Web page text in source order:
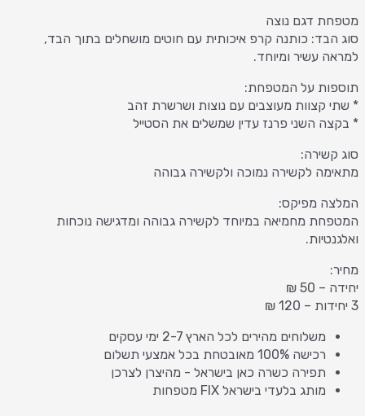
מטפחת דגם נוצה
סוג הבד: כותנה קרפ איכותית עם חוטים מושחלים בתוך הבד,
למראה עשיר ומיוחד.
תוספות על המטפחת:
* שתי קצוות מעוצבים עם נוצות ושרשרת זהב
* בקצה השני פרנז עדין שמשלים את הסטייל
סוג קשירה:
מתאימה לקשירה נמוכה ולקשירה גבוהה
המלצה מפיקס:
המטפחת מחמיאה במיוחד לקשירה גבוהה ומדגישה נוכחות
ואלגנטיות.
מחיר:
יחידה – 50 ₪
3 יחידות – 120 ₪
משלוחים מהירים לכל הארץ 2-7 ימי עסקים
רכישה 100% מאובטחת בכל אמצעי תשלום
תפירה כשרה כאן בישראל - מהיצרן לצרכן
מותג בלעדי בישראל FIX מטפחות